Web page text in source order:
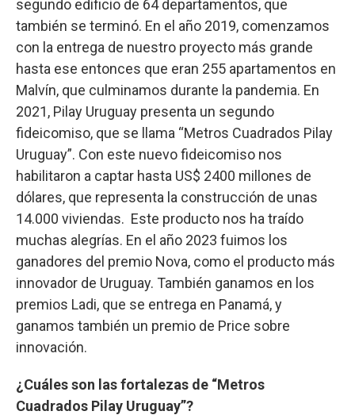
segundo edificio de 64 departamentos, que
también se terminó. En el año 2019, comenzamos
con la entrega de nuestro proyecto más grande
hasta ese entonces que eran 255 apartamentos en
Malvín, que culminamos durante la pandemia. En
2021, Pilay Uruguay presenta un segundo
fideicomiso, que se llama “Metros Cuadrados Pilay
Uruguay”. Con este nuevo fideicomiso nos
habilitaron a captar hasta US$ 2400 millones de
dólares, que representa la construcción de unas
14.000 viviendas. Este producto nos ha traído
muchas alegrías. En el año 2023 fuimos los
ganadores del premio Nova, como el producto más
innovador de Uruguay. También ganamos en los
premios Ladi, que se entrega en Panamá, y
ganamos también un premio de Price sobre
innovación.
¿Cuáles son las fortalezas de “Metros
Cuadrados Pilay Uruguay”?